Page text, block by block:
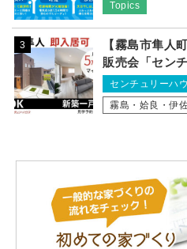
Topics
3
【霧島市隼人
販売会「セン
センチュリーハ
霧島・姶良・伊